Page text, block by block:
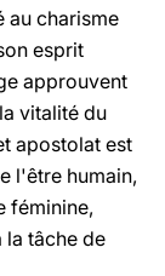
au charisme
esprit
approuvent
vitalité du
apostolat est
l'être humain,
féminine,
la tâche de